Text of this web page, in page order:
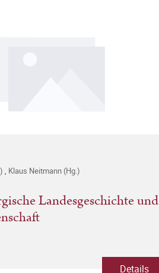
Klaus Neitmann (Hg.)
Landesgeschichte und
Details